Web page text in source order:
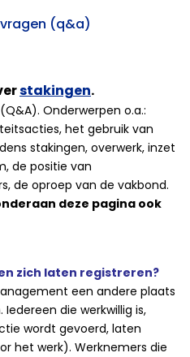
(q&a)
stakingen.
Onderwerpen o.a.:
het gebruik van
stakingen, overwerk, inzet
de positie van
de oproep van de vakbond.
deze pagina ook
zich laten registreren?
een andere plaats
die werkwillig is,
wordt gevoerd, laten
het werk). Werknemers die